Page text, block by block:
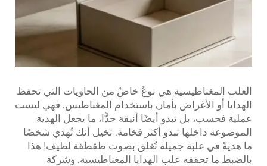
العلب المغناطيسية هي نوعٌ خاصٌ من الحاويات التي تحفظ
الهدايا أو الأغراض بأمان باستخدام المغناطيس. فهي ليست
عملية فحسب، بل تبدو أيضًا أنيقة جدًّا، ما يجعل الهدية
الموضوعة داخلها تبدو أكثر فخامة. تخيل أنك تُهدي شخصًا
ما هديةً في علبة جميلة تُغلق بصوت طقطقة لطيف! هذا
بالضبط ما تحققه علب الهدايا المغناطيسية. وشركة